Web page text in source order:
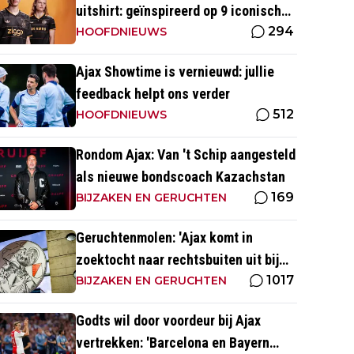
uitshirt: geïnspireerd op 9 iconische
momenten uit clubhistorie
HOOFDNIEUWS 294
Ajax Showtime is vernieuwd: jullie
feedback helpt ons verder
HOOFDNIEUWS 512
Rondom Ajax: Van 't Schip aangesteld
als nieuwe bondscoach Kazachstan
BIJZAKEN EN GERUCHTEN 169
Geruchtenmolen: 'Ajax komt in
zoektocht naar rechtsbuiten uit bij
Couto'
BIJZAKEN EN GERUCHTEN 1017
Godts wil door voordeur bij Ajax
vertrekken: 'Barcelona en Bayern